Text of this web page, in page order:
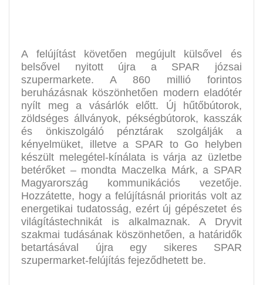
A felújítást követően megújult külsővel és
belsővel nyitott újra a SPAR józsai
szupermarkete. A 860 millió forintos
beruházásnak köszönhetően modern eladótér
nyílt meg a vásárlók előtt. Új hűtőbútorok,
zöldséges állványok, pékségbútorok, kasszák
és önkiszolgáló pénztárak szolgálják a
kényelmüket, illetve a SPAR to Go helyben
készült melegétel-kínálata is várja az üzletbe
betérőket – mondta Maczelka Márk, a SPAR
Magyarország kommunikációs vezetője.
Hozzátette, hogy a felújításnál prioritás volt az
energetikai tudatosság, ezért új gépészetet és
világítástechnikát is alkalmaznak. A Dryvit
szakmai tudásának köszönhetően, a határidők
betartásával újra egy sikeres SPAR
szupermarket-felújítás fejeződhetett be.